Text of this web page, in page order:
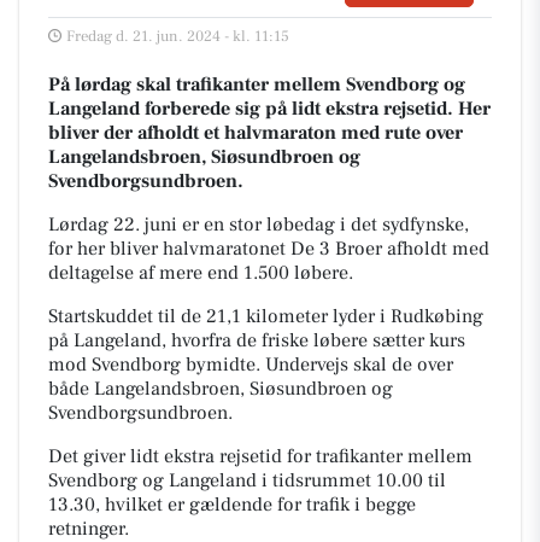
Fredag d. 21. jun. 2024 - kl. 11:15
På lørdag skal trafikanter mellem Svendborg og
Langeland forberede sig på lidt ekstra rejsetid. Her
bliver der afholdt et halvmaraton med rute over
Langelandsbroen, Siøsundbroen og
Svendborgsundbroen.
Lørdag 22. juni er en stor løbedag i det sydfynske,
for her bliver halvmaratonet De 3 Broer afholdt med
deltagelse af mere end 1.500 løbere.
Startskuddet til de 21,1 kilometer lyder i Rudkøbing
på Langeland, hvorfra de friske løbere sætter kurs
mod Svendborg bymidte. Undervejs skal de over
både Langelandsbroen, Siøsundbroen og
Svendborgsundbroen.
Det giver lidt ekstra rejsetid for trafikanter mellem
Svendborg og Langeland i tidsrummet 10.00 til
13.30, hvilket er gældende for trafik i begge
retninger.